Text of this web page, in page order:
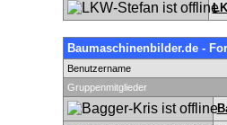
Baumaschinenbilder.de -
Benutzername
Gruppenmitglieder